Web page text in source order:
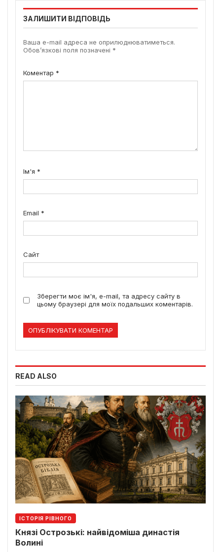
ЗАЛИШИТИ ВІДПОВІДЬ
Ваша e-mail адреса не оприлюднюватиметься.
Обов’язкові поля позначені *
Коментар *
Ім'я *
Email *
Сайт
Зберегти моє ім'я, e-mail, та адресу сайту в
цьому браузері для моїх подальших коментарів.
READ ALSO
ІСТОРІЯ РІВНОГО
Князі Острозькі: найвідоміша династія
Волині